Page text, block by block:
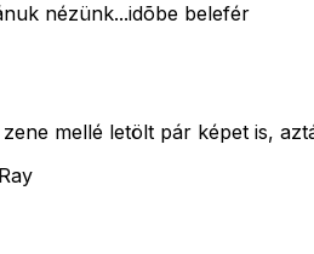
nézünk...idõbe belefér
mellé letölt pár képet is,